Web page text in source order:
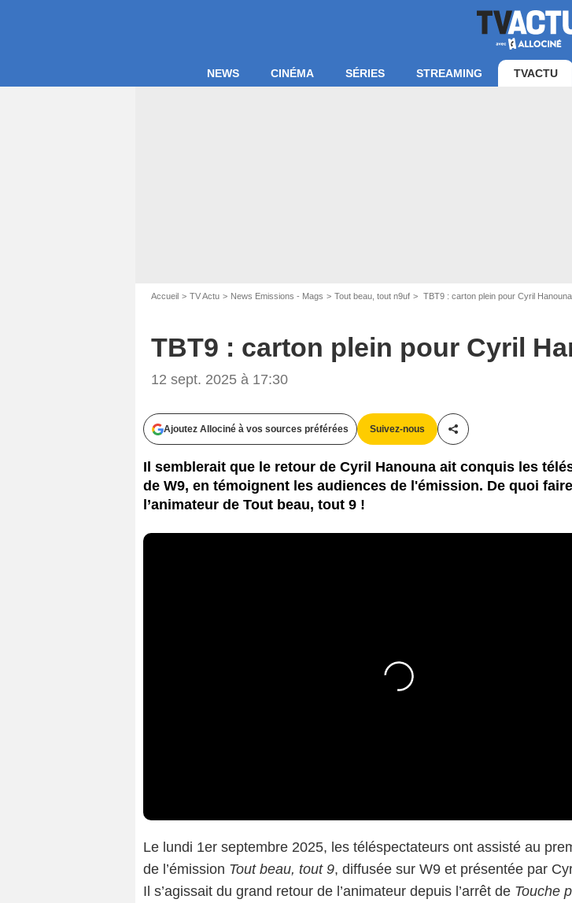
NEWS CINÉMA SÉRIES STREAMING TVACTU
Accueil TV Actu News Emissions - Mags Tout beau, tout n9uf TBT9 : carton plein pour Cyril
TBT9 : carton plein pour Cyril
12 sept. 2025 à 17:30
Ajoutez Allociné à vos sources préférées Suivez-nous
Partager cet article
Il semblerait que le retour de Cyril Hanouna ait conquis les
de W9, en témoignent les audiences de l'émission. De quoi
l’animateur de Tout beau, tout 9 !
Le lundi 1er septembre 2025, les téléspectateurs ont assisté au
de l’émission Tout beau, tout 9, diffusée sur W9 et présentée par
Il s’agissait du grand retour de l’animateur depuis l’arrêt de Touche